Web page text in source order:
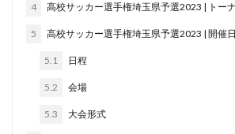
4 高校サッカー選手権埼玉県予選2023 | トー
5 高校サッカー選手権埼玉県予選2023 | 開催
5.1 日程
5.2 会場
5.3 大会形式